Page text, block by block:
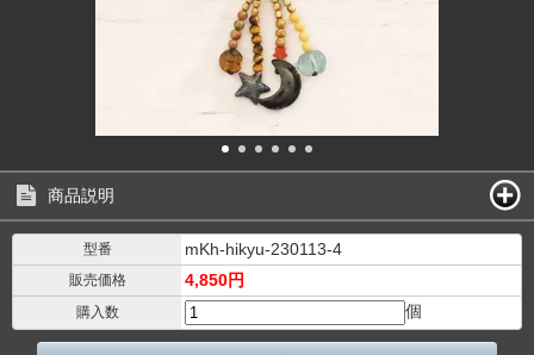
商品説明
型番 mKh-hikyu-230113-4
販売価格 4,850円
購入数 個